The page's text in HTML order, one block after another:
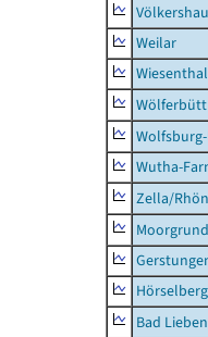
Weilar
Wiesenthal
Wölferbütt
Wutha-
Zella/Rhön
Moorgrund
Bad